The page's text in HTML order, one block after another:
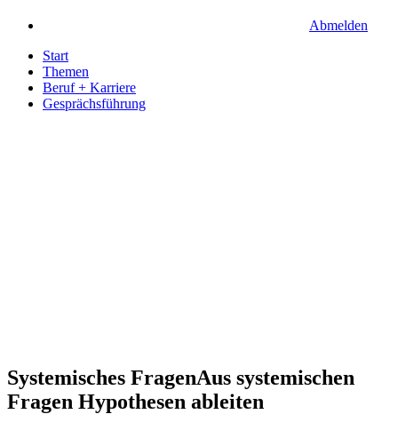
Abmelden
Start
Themen
Beruf + Karriere
Gesprächsführung
Systemisches FragenAus systemischen
Fragen Hypothesen ableiten